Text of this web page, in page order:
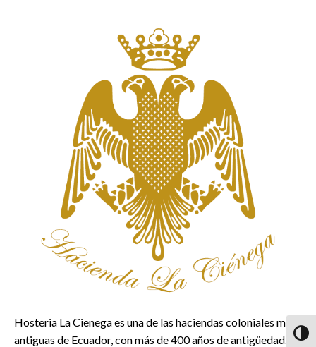
Hosteria La Cienega es una de las haciendas coloniales más
antiguas de Ecuador, con más de 400 años de antigüedad.